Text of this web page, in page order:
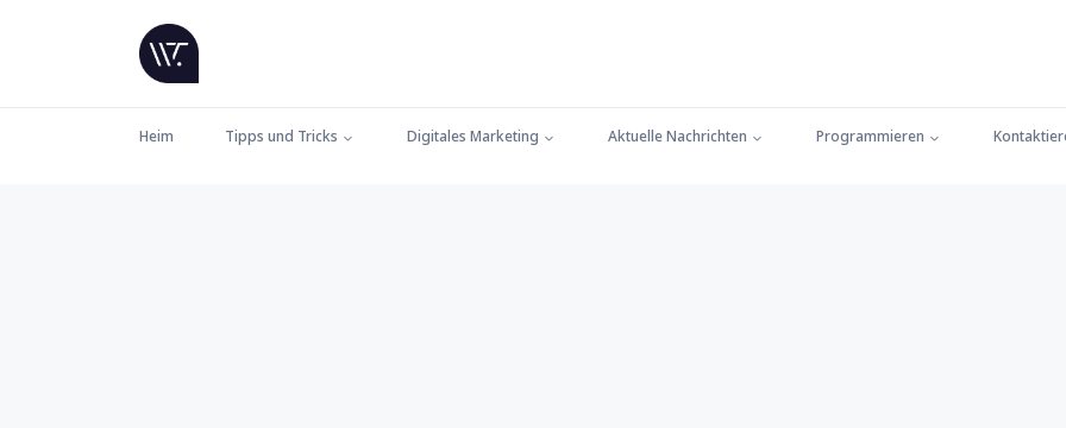
Heim Tipps und Tricks Digitales Marketing Aktuelle Nachrichten Programmieren